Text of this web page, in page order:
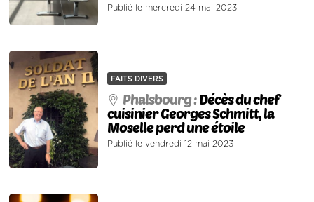
Publié le mercredi 24 mai 2023
FAITS DIVERS
Phalsbourg :Décès du chef
cuisinier Georges Schmitt, la
Moselle perd une étoile
Publié le vendredi 12 mai 2023